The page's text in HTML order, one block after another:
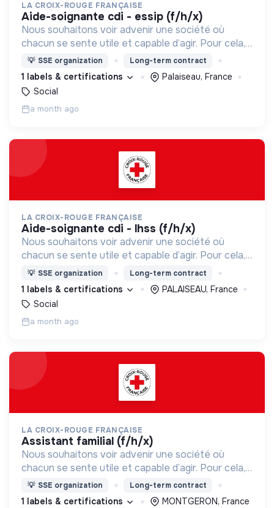
LA CROIX-ROUGE FRANÇAISE
aide-soignante cdi - essip (f/h/x)
Nous souhaitons voir advenir une société où
chacun se sente utile et capable d’agir. Pour cela,
nous proposons des moyens et des lieux
d’engagement innovants et adaptés à tous.
💡 SSE organization Long-term contract
1 labels & certifications
Palaiseau, France
Social
a month ago
LA CROIX-ROUGE FRANÇAISE
aide-soignante cdi - lhss (f/h/x)
Nous souhaitons voir advenir une société où
chacun se sente utile et capable d’agir. Pour cela,
nous proposons des moyens et des lieux
d’engagement innovants et adaptés à tous.
💡 SSE organization Long-term contract
1 labels & certifications
PALAISEAU, France
Social
a month ago
LA CROIX-ROUGE FRANÇAISE
assistant familial (f/h/x)
Nous souhaitons voir advenir une société où
chacun se sente utile et capable d’agir. Pour cela,
nous proposons des moyens et des lieux
d’engagement innovants et adaptés à tous.
💡 SSE organization Long-term contract
1 labels & certifications
MONTGERON, France